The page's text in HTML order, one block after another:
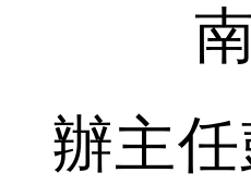
南京
辦主